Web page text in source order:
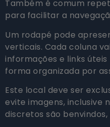
Também é comum
para facilitar a
Um rodapé pode
verticais. Cada coluna
informações e links
forma organizada por
Este local deve ser
evite imagens, inclusive
discretos são